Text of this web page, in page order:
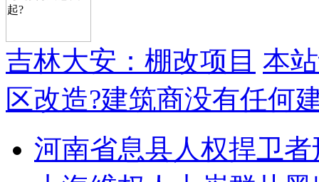
吉林大安：棚改项目 本
区改造?建筑商没有任何
河南省息县人权捍卫